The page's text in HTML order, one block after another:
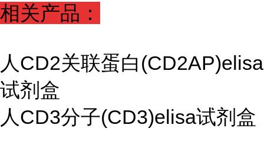
相关产品：
人CD2关联蛋白(CD2AP)elisa
试剂盒
人CD3分子(CD3)elisa试剂盒